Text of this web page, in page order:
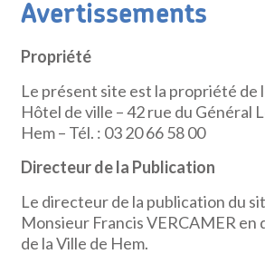
Avertissements
Propriété
Le présent site est la propriété de
Hôtel de ville – 42 rue du Général
Hem – Tél. : 03 20 66 58 00
Directeur de la Publication
Le directeur de la publication du
Monsieur Francis VERCAMER en
de la Ville de Hem.